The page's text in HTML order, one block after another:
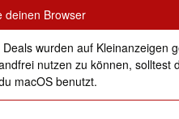
deinen Browser
Deals wurden auf Kleinanzeigen
nutzen zu können,
macOS benutzt.